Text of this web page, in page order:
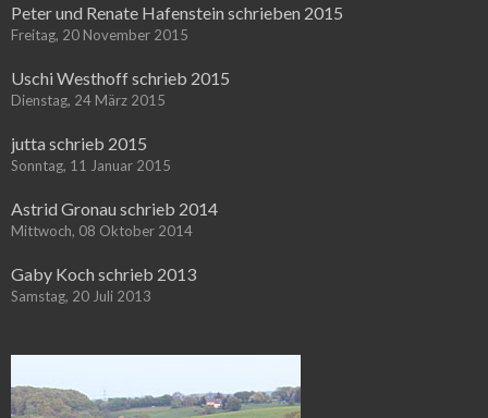
Peter und Renate Hafenstein schrieben 2015
Freitag, 20 November 2015
Uschi Westhoff schrieb 2015
Dienstag, 24 März 2015
jutta schrieb 2015
Sonntag, 11 Januar 2015
Astrid Gronau schrieb 2014
Mittwoch, 08 Oktober 2014
Gaby Koch schrieb 2013
Samstag, 20 Juli 2013